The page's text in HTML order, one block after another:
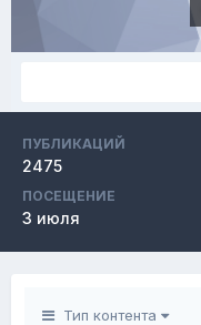
ПУБЛИКАЦИЙ
2475
ПОСЕЩЕНИЕ
3 июля
Тип контента